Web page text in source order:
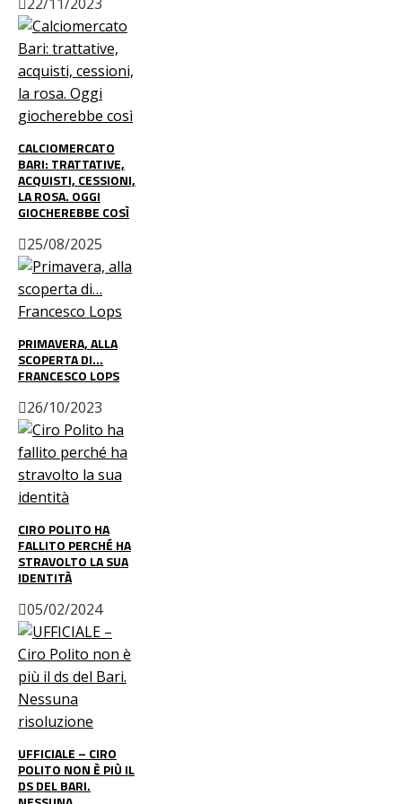
CALCIOMERCATO
BARI: TRATTATIVE,
ACQUISTI, CESSIONI,
LA ROSA. OGGI
GIOCHEREBBE COSÌ
25/08/2025
PRIMAVERA, ALLA
SCOPERTA DI…
FRANCESCO LOPS
26/10/2023
CIRO POLITO HA
FALLITO PERCHÉ HA
STRAVOLTO LA SUA
IDENTITÀ
05/02/2024
UFFICIALE – CIRO
POLITO NON È PIÙ IL
DS DEL BARI.